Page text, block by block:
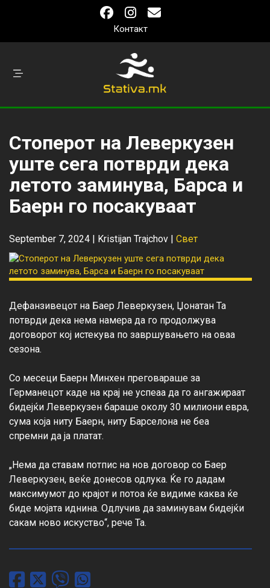
Контакт
Стоперот на Леверкузен
уште сега потврди дека
летото заминува, Барса и
Баерн го посакуваат
September 7, 2024 | Kristijan Trajchov | Свет
Дефанзивецот на Баер Леверкузен, Џонатан Та
потврди дека нема намера да го продолжува
договорот кој истекува по завршувањето на оваа
сезона.
Со месеци Баерн Минхен преговараше за
Германецот каде на крај не успеаа да го ангажираат
бидејќи Леверкузен бараше околу 30 милиони евра,
сума која ниту Баерн, ниту Барселона не беа
спремни да ја платат.
„Нема да ставам потпис на нов договор со Баер
Леверкузен, веќе донесов одлука. Ќе го дадам
максимумот до крајот и потоа ќе видиме каква ќе
биде мојата иднина. Одлучив да заминувам бидејќи
сакам ново искуство“, рече Та.